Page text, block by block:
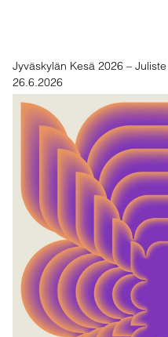
Jyväskylän Kesä 2026 – Juliste
26.6.2026